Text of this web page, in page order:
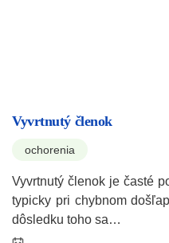
Vyvrtnutý členok
ochorenia
Vyvrtnutý členok je časté
typicky pri chybnom
dôsledku toho sa…